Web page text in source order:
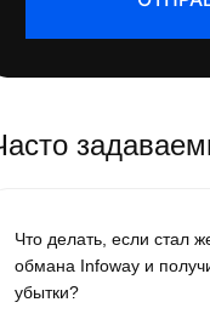
Что делать, если стал
обмана Infoway и
убытки?